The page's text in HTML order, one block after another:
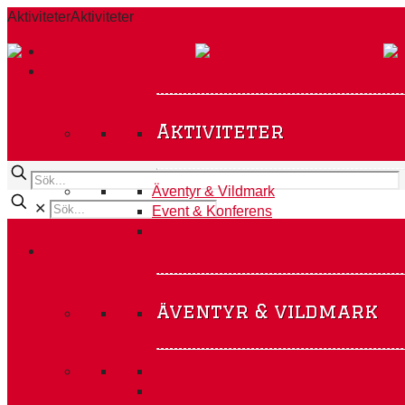
AktiviteterAktiviteter
Aktiviteter
Äventyr & Vildmark
Event & Konferens
äventyr & vildmark
✕